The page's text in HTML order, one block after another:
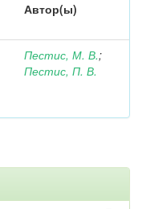
Автор(ы)
Пестис, М. В.;
Пестис, П. В.